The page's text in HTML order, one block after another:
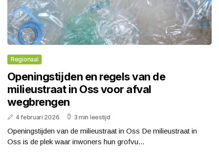
Regionaal
Openingstijden en regels van de
milieustraat in Oss voor afval
wegbrengen
4 februari 2026 3 min leestijd
Openingstijden van de milieustraat in Oss De milieustraat in
Oss is de plek waar inwoners hun grofvu...